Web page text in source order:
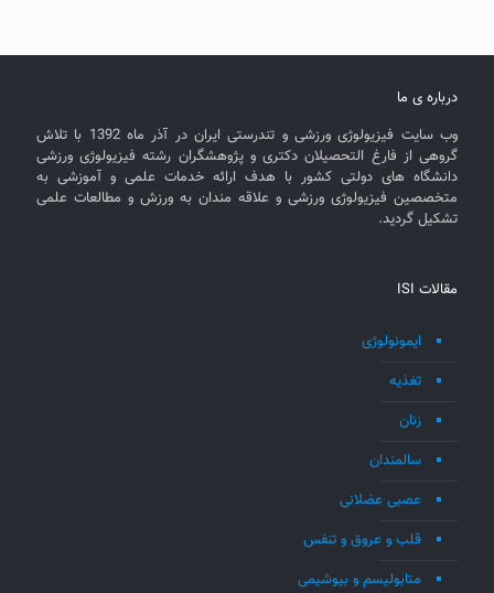
درباره ی ما
وب سایت فیزیولوژی ورزشی و تندرستی ایران در آذر ماه 1392 با تلاش
گروهی از فارغ التحصیلان دکتری و پژوهشگران رشته فیزیولوژی ورزشی
دانشگاه های دولتی کشور با هدف ارائه خدمات علمی و آموزشی به
متخصصین فیزیولوژی ورزشی و علاقه مندان به ورزش و مطالعات علمی
تشکیل گردید.
مقالات ISI
ایمونولوژی
تغذیه
زنان
سالمندان
عصبی عضلانی
قلب و عروق و تنفس
متابولیسم و بیوشیمی